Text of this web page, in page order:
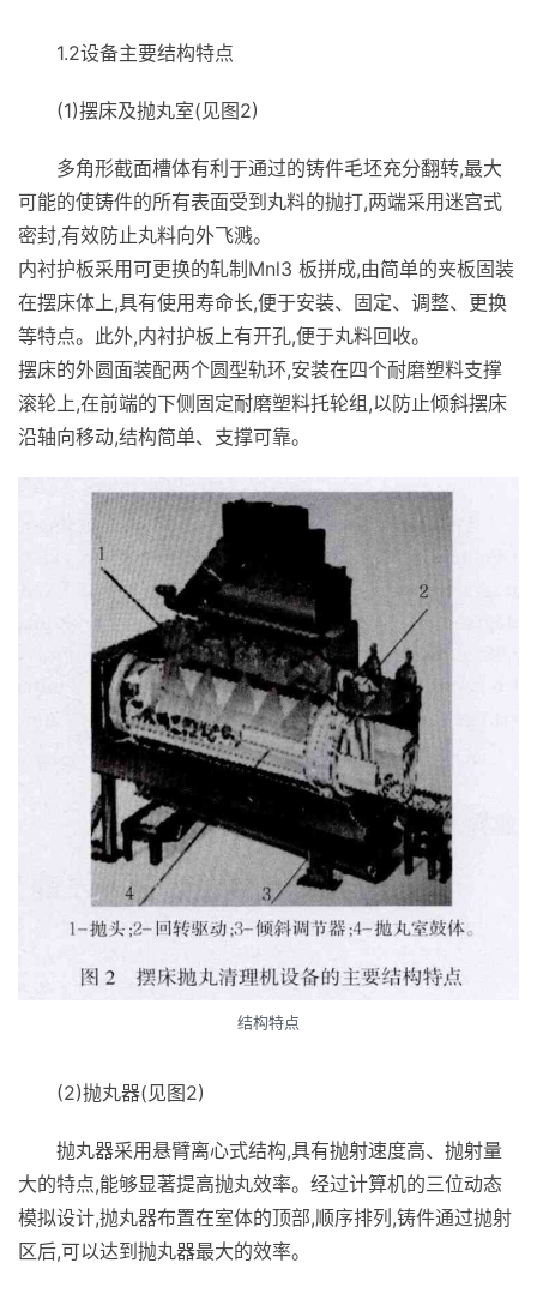
1.2设备主要结构特点
(1)摆床及抛丸室(见图2)
多角形截面槽体有利于通过的铸件毛坯充分翻转,最大
可能的使铸件的所有表面受到丸料的抛打,两端采用迷宫式
密封,有效防止丸料向外飞溅。
内衬护板采用可更换的轧制Mnl3 板拼成,由简单的夹板固装
在摆床体上,具有使用寿命长,便于安装、固定、调整、更换
等特点。此外,内衬护板上有开孔,便于丸料回收。
摆床的外圆面装配两个圆型轨环,安装在四个耐磨塑料支撑
滚轮上,在前端的下侧固定耐磨塑料托轮组,以防止倾斜摆床
沿轴向移动,结构简单、支撑可靠。
结构特点
(2)抛丸器(见图2)
抛丸器采用悬臂离心式结构,具有抛射速度高、抛射量
大的特点,能够显著提高抛丸效率。经过计算机的三位动态
模拟设计,抛丸器布置在室体的顶部,顺序排列,铸件通过抛射
区后,可以达到抛丸器最大的效率。